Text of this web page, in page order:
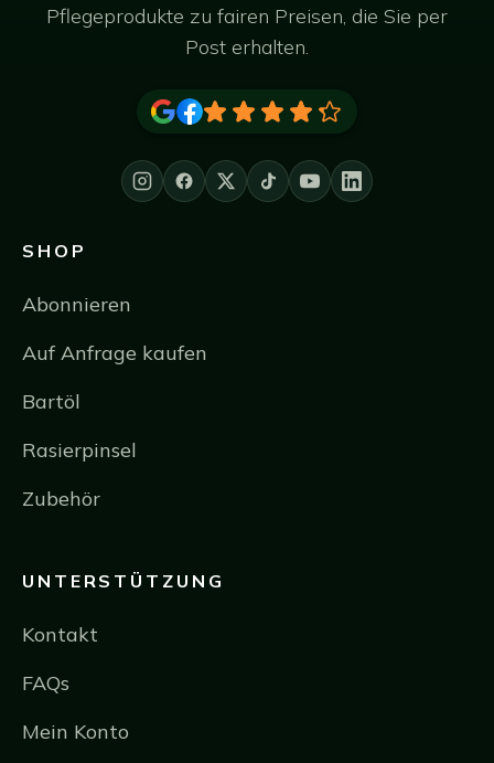
Pflegeprodukte zu fairen Preisen, die Sie per
Post erhalten.
SHOP
Abonnieren
Auf Anfrage kaufen
Bartöl
Rasierpinsel
Zubehör
UNTERSTÜTZUNG
Kontakt
FAQs
Mein Konto